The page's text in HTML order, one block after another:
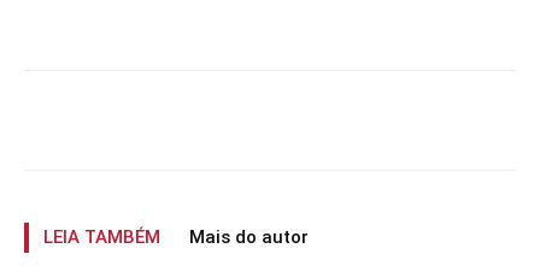
LEIA TAMBÉM Mais do autor